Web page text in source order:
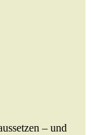
– und